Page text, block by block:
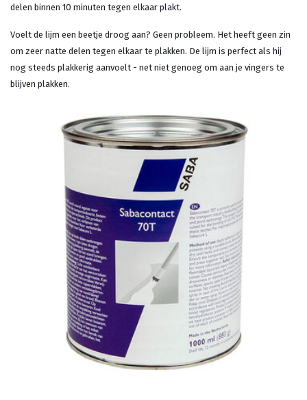
delen binnen 10 minuten tegen elkaar plakt.
Voelt de lijm een beetje droog aan? Geen probleem. Het heeft geen zin
om zeer natte delen tegen elkaar te plakken. De lijm is perfect als hij
nog steeds plakkerig aanvoelt - net niet genoeg om aan je vingers te
blijven plakken.